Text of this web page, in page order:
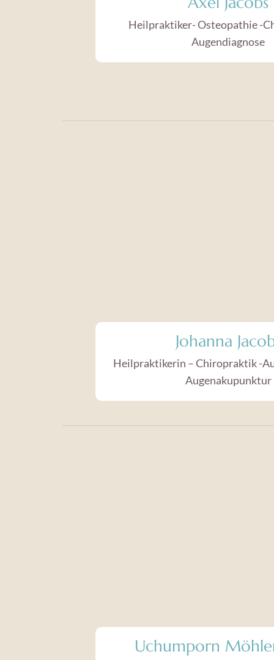
Heilpraktiker- Osteopathie -
Augendiagnose
Johanna
Heilpraktikerin – Chiropraktik -
Augenakupunktur
Uchumporn